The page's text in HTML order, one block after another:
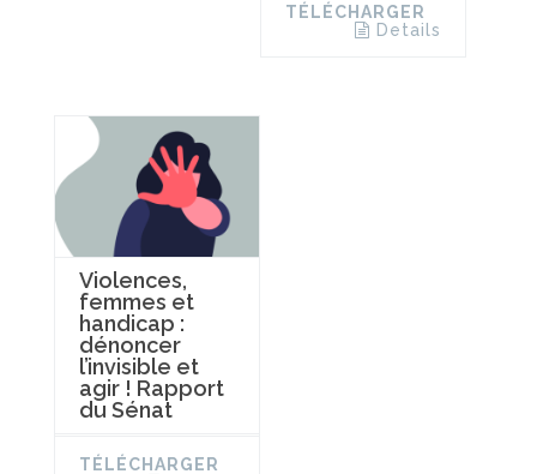
TÉLÉCHARGER
Details
Violences,
femmes et
handicap :
dénoncer
l’invisible et
agir ! Rapport
du Sénat
TÉLÉCHARGER